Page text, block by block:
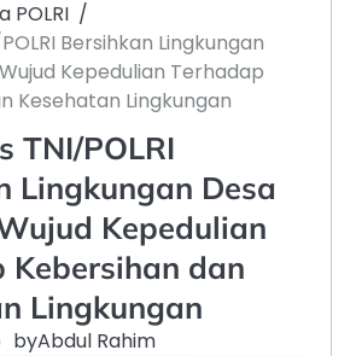
POLRI
Bersihkan Lingkungan
Kepedulian Terhadap
Kesehatan Lingkungan
TNI/POLRI
Lingkungan Desa
Kepedulian
Kebersihan dan
Lingkungan
byAbdul Rahim